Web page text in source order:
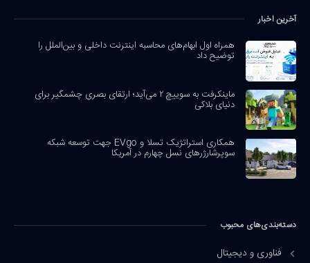
آخرین اخبار
همراه اول ابهام‌های محاسبه اینترنت داخلی و بین‌الملل را
توضیح داد
ماینکرفت به سوییچ ۲ می‌آید؛ ارتقای بصری چشمگیر برای
دنیای بلاکی
همکاری استراتژیک تسلا و EVgo جهت توسعه شبکه
سوپرشارژرهای نسل چهارم در آمریکا
دسته‌بندی‌های محبوب
فناوری و دیجیتال